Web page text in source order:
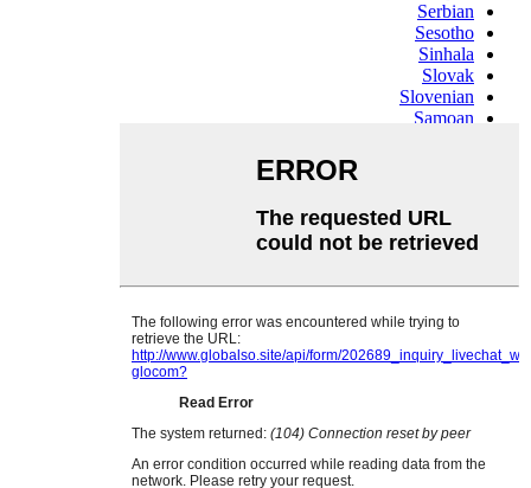
Serbian
Sesotho
Sinhala
Slovak
Slovenian
Samoan
Swahili
Tajik
Telugu
Ukrainian
Urdu
Xhosa
Yiddish